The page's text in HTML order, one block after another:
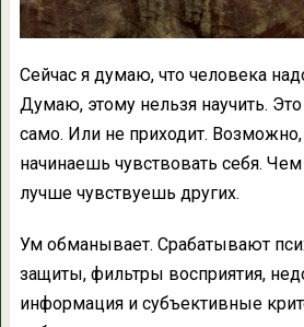
Сейчас я думаю, что человека
Думаю, этому нельзя научить.
само. Или не приходит. Возможно,
начинаешь чувствовать себя.
лучше чувствуешь других.
Ум обманывает. Срабатывают
защиты, фильтры восприятия,
информация и субъективные